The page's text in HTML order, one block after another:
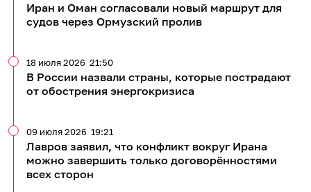
Иран и Оман согласовали новый маршрут для
судов через Ормузский пролив
В России назвали страны, которые пострадают
от обострения энергокризиса
18 июля 2026 21:50
Лавров заявил, что конфликт вокруг Ирана
можно завершить только договорённостями
всех сторон
09 июля 2026 19:21